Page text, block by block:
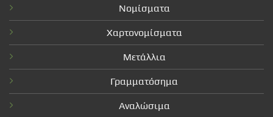
Νομίσματα
Χαρτονομίσματα
Μετάλλια
Γραμματόσημα
Αναλώσιμα